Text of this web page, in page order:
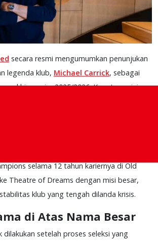
secara resmi mengumumkan penunjukan
legenda klub, Michael Carrick, sebagai
akhir musim 2025/2026. Keputusan ini
selama 12 tahun kariernya di Old
Theatre of Dreams dengan misi besar,
klub yang tengah dilanda krisis.
di Atas Nama Besar
dilakukan setelah proses seleksi yang